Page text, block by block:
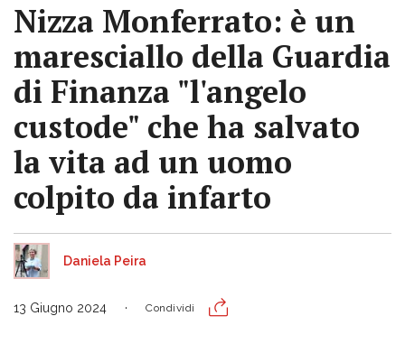
Nizza Monferrato: è un
maresciallo della Guardia
di Finanza "l'angelo
custode" che ha salvato
la vita ad un uomo
colpito da infarto
Daniela Peira
13 Giugno 2024 Condividi